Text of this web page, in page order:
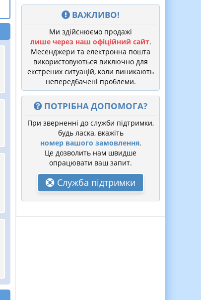
ВАЖЛИВО!
Ми здійснюємо продажі
лише через наш офіційний сайт.
Месенджери та електронна пошта
використовуються виключно для
екстрених ситуацій, коли виникають
непередбачені проблеми.
ПОТРІБНА ДОПОМОГА?
При зверненні до служби підтримки,
будь ласка, вкажіть
номер вашого замовлення.
Це дозволить нам швидше
опрацювати ваш запит.
Служба підтримки